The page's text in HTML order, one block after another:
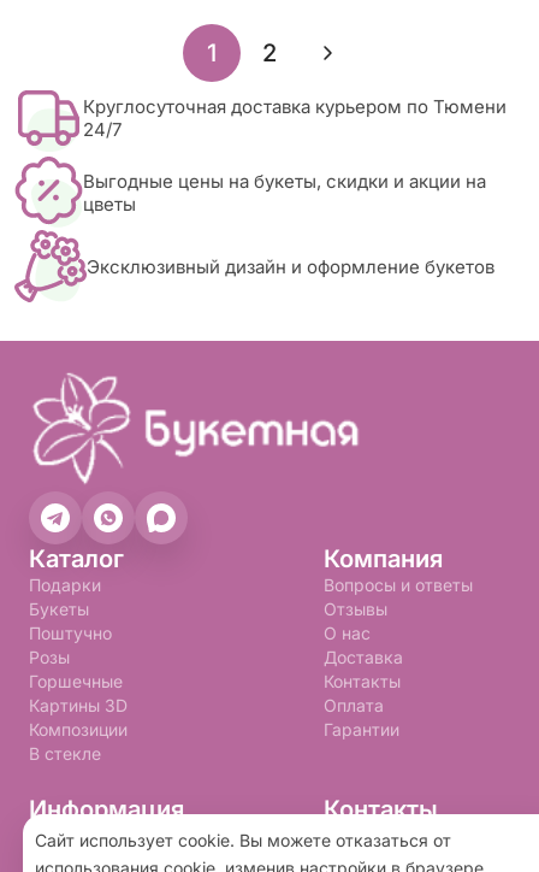
1 2
Круглосуточная доставка курьером по Тюмени
24/7
Выгодные цены на букеты, скидки и акции на
цветы
Эксклюзивный дизайн и оформление букетов
Каталог
Подарки
Букеты
Поштучно
Розы
Горшечные
Картины 3D
Композиции
В стекле
Компания
Вопросы и ответы
Отзывы
О нас
Доставка
Контакты
Оплата
Гарантии
Информация
Правила программы лояльности
Политика конфиденциальности
Контакты
+7 (992) 310-99-09
buketnay@bk.ru
Сайт использует cookie. Вы можете отказаться от
использования cookie, изменив настройки в браузере.